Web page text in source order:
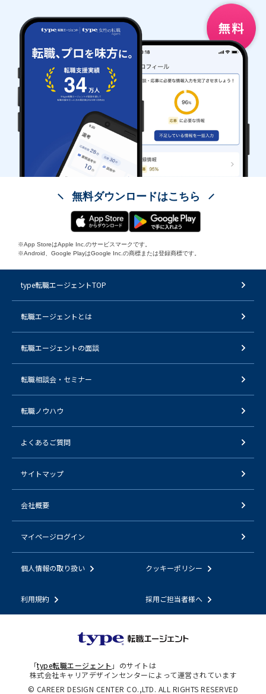
無料ダウンロードはこちら
※App StoreはApple Inc.のサービスマークです。
※Android、Google PlayはGoogle Inc.の商標または登録商標です。
type転職エージェントTOP
転職エージェントとは
転職エージェントの面談
転職相談会・セミナー
転職ノウハウ
よくあるご質問
サイトマップ
会社概要
マイページログイン
個人情報の取り扱い クッキーポリシー
利用規約 採用ご担当者様へ
「type転職エージェント 」のサイトは
株式会社キャリアデザインセンターによって運営されています
© CAREER DESIGN CENTER CO.,LTD. ALL RIGHTS RESERVED